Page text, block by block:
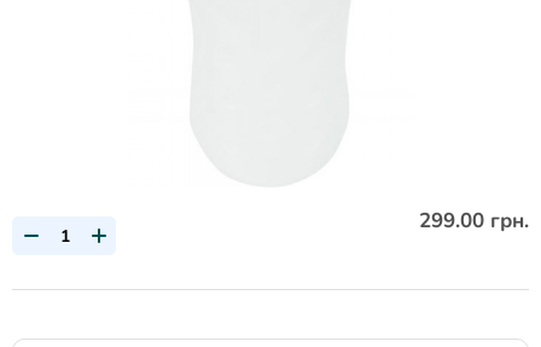
299.00 грн.